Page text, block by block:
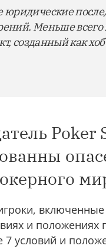
Меньше всего
созданный как
и положениях
7 условий и